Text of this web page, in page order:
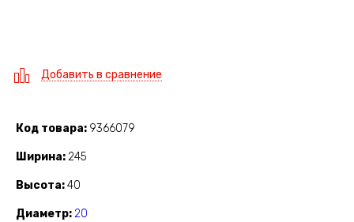
Добавить в сравнение
Код товара 9366079
Ширина 245
Высота 40
Диаметр 20